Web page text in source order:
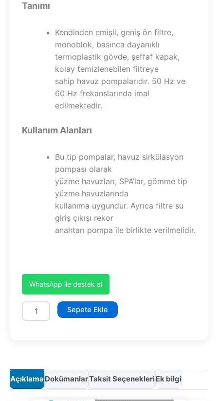
Tanımı
Kendinden emişli, geniş ön filtre,
monoblok, basınca dayanıklı
termoplastik gövde, şeffaf kapak,
kolay temizlenebilen filtreye
sahip havuz pompalarıdır. 50 Hz ve
60 Hz frekanslarında imal
edilmektedir.
Kullanım Alanları
Bu tip pompalar, havuz sirkülasyon
pompası olarak
yüzme havuzları, SPA’lar, gömme tip
yüzme havuzlarında
kullanıma uygundur. Ayrıca filtre su
giriş çıkışı rekor
anahtarı pompa ile birlikte verilmelidir.
WhatsApp ile destek al
SMH
Sepete Ekle
Açıklama DokümanlarTaksit SeçenekleriEk bilgi